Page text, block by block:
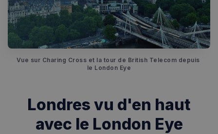
Vue sur Charing Cross et la tour de British Telecom depuis
le London Eye
Londres vu d'en haut
avec le London Eye